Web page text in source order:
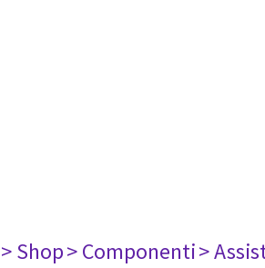
> Shop> Componenti>